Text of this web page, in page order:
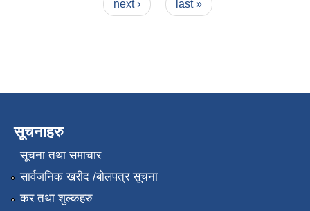
next › last »
सूचनाहरु
सूचना तथा समाचार
सार्वजनिक खरीद /बोलपत्र सूचना
कर तथा शुल्कहरु